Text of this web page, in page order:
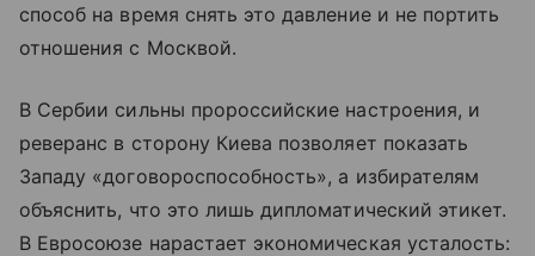
способ на время снять это давление и не портить
отношения с Москвой.
В Сербии сильны пророссийские настроения, и
реверанс в сторону Киева позволяет показать
Западу «договороспособность», а избирателям
объяснить, что это лишь дипломатический этикет.
В Евросоюзе нарастает экономическая усталость: